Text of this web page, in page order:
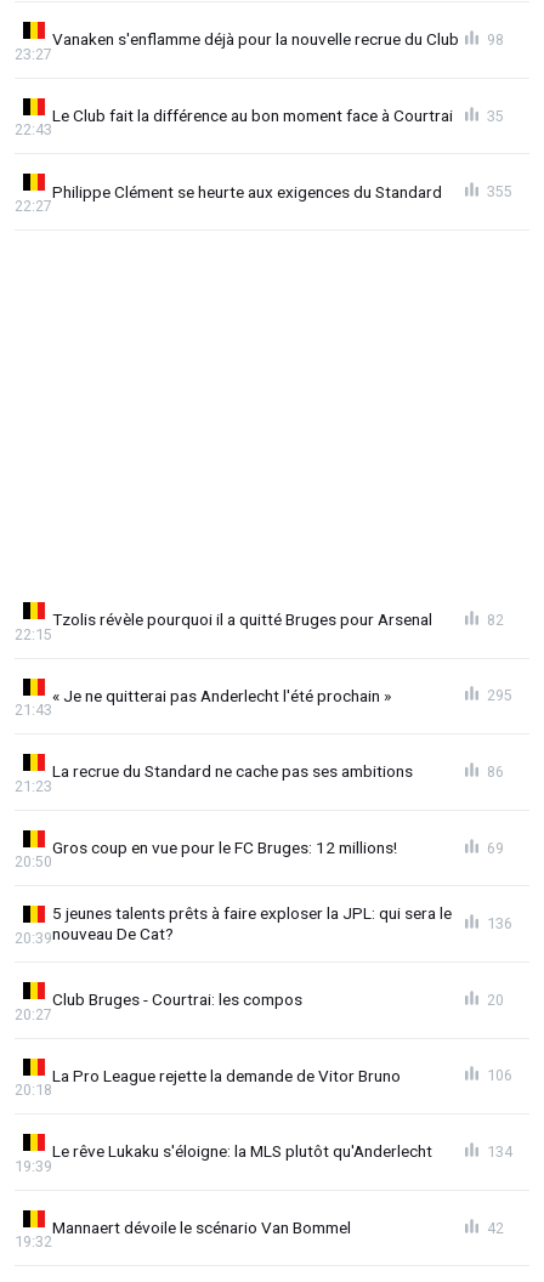
Vanaken s'enflamme déjà pour la nouvelle recrue du Club
23:27
98
Le Club fait la différence au bon moment face à Courtrai
22:43
35
Philippe Clément se heurte aux exigences du Standard
22:27
355
Tzolis révèle pourquoi il a quitté Bruges pour Arsenal
22:15
82
« Je ne quitterai pas Anderlecht l'été prochain »
21:43
295
La recrue du Standard ne cache pas ses ambitions
21:23
86
Gros coup en vue pour le FC Bruges: 12 millions!
20:50
69
5 jeunes talents prêts à faire exploser la JPL: qui sera le
nouveau De Cat?
20:39
136
Club Bruges - Courtrai: les compos
20:27
20
La Pro League rejette la demande de Vitor Bruno
20:18
106
Le rêve Lukaku s'éloigne: la MLS plutôt qu'Anderlecht
19:39
134
Mannaert dévoile le scénario Van Bommel
19:32
42